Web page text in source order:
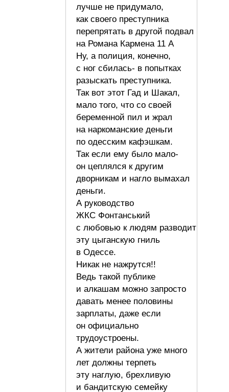
лучше не придумало,
как своего преступника
перепрятать в другой подвал
на Романа Кармена 11 А
Ну, а полиция, конечно,
с ног сбилась- в попытках
разыскать преступника.
Так вот этот Гад и Шакал,
мало того, что со своей
беременной пил и жрал
на наркоманские деньги
по одесским кафэшкам.
Так если ему было мало-
он цеплялся к другим
дворникам и нагло вымахал
деньги.
А руководство
ЖКС Фонтанський
с любовью к людям разводит
эту цыганскую гниль
в Одессе.
Никак не нажрутся!!
Ведь такой публике
и алкашам можно запросто
давать менее половины
зарплаты, даже если
он официально
трудоустроены.
А жители района уже много
лет должны терпеть
эту наглую, брехливую
и бандитскую семейку